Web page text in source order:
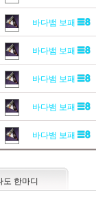
바다뱀 보패
바다뱀 보패
바다뱀 보패
바다뱀 보패
바다뱀 보패
도 한마디